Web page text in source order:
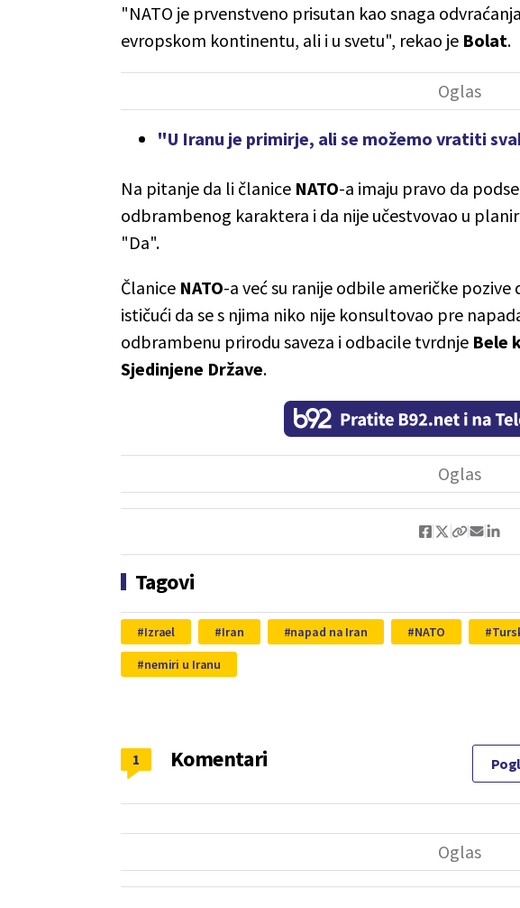
"NATO je prvenstveno prisutan kao snaga
evropskom kontinentu, ali i u svetu", rekao je Bolat.
"U Iranu je primirje, ali se možemo vratiti
Na pitanje da li članice NATO-a imaju pravo da
odbrambenog karaktera i da nije učestvovao u
"Da".
Članice NATO-a već su ranije odbile američke
ističući da se s njima niko nije konsultovao pre
odbrambenu prirodu saveza i odbacile tvrdnje Bele
Sjedinjene Države.
Tagovi
Izrael Iran napad na Iran NATO
nemiri u Iranu
Komentari
1